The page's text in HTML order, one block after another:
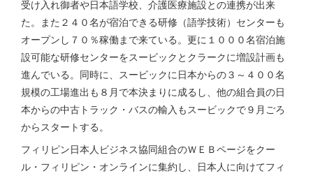
受け入れ御者や日本語学校、介護医療施設との連携が出来
た。また２４０名が宿泊できる研修（語学技術）センターも
オープンし７０％稼働まで来ている。更に１０００名宿泊施
設可能な研修センターをスービックとクラークに増設計画も
進んでいる。同時に、スービックに日本からの３～４００名
規模の工場進出も８月で本決まりに成るし、他の組合員の日
本からの中古トラック・バスの輸入もスービックで９月ごろ
からスタートする。
フィリピン日本人ビジネス協同組合のＷＥＢページをクー
ル・フィリピン・オンラインに集約し、日本人に向けてフィ